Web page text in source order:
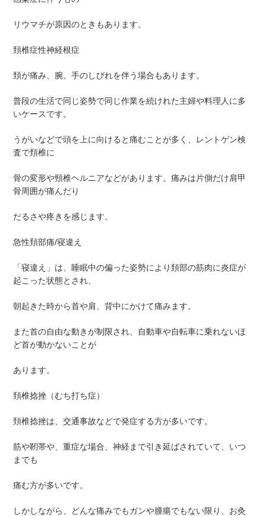
リウマチが原因のときもあります。
頚椎症性神経根症
頚が痛み、腕、手のしびれを伴う場合もあります。
普段の生活で同じ姿勢で同じ作業を続けれた主婦や料理人に多
いケースです。
うがいなどで頭を上に向けると痛むことが多く、レントゲン検
査で頚椎に
骨の変形や頸椎ヘルニアなどがあります。痛みは片側だけ肩甲
骨周囲が痛んだり
だるさや疼きを感じます。
急性頚部痛/寝違え
「寝違え」は、睡眠中の偏った姿勢により頚部の筋肉に炎症が
起こった状態とされ、
朝起きた時から首や肩、背中にかけて痛みます。
また首の自由な動きが制限され、自動車や自転車に乗れないほ
ど首が動かないことが
あります。
頚椎捻挫（むち打ち症）
頚椎捻挫は、交通事故などで発症する方が多いです。
筋や靭帯や、重症な場合、神経まで引き延ばされていて、いつ
までも
痛む方が多いです。
しかしながら、どんな痛みでもガンや腫瘍でもない限り、お灸